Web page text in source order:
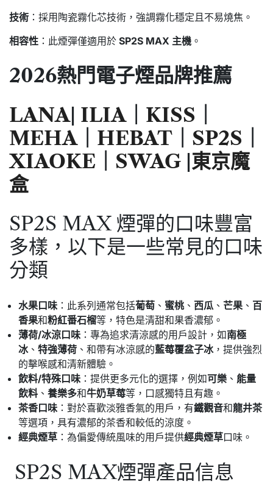
技術 ：採用陶瓷霧化芯技術，強調霧化穩定且不易燒焦。
相容性 ：此煙彈僅適用於 SP2S MAX 主機 。
2026熱門電子煙品牌推薦
LANA| ILIA｜ KISS
MEHA｜ HEBAT SP2S
XIAOKE
SWAG |東京魔
盒
SP2S MAX 煙彈的口味豐富
多樣，以下是一些常見的口味
分類
水果口味 ：此系列通常包括葡萄 、 蜜桃、 西瓜 、 芒果 、 百
香果和粉紅番石榴等，特色是清甜和果香濃郁。
薄荷/冰涼口味 ：專為追求清涼感的用戶設計，如南極
冰、 特強薄荷 、和帶有冰涼感的藍莓覆盆子冰，提供強烈
的擊喉感和清新體驗。
飲料/特殊口味 ：提供更多元化的選擇，例如可樂 、 能量
飲料 、 養樂多和牛奶草莓等，口感獨特且有趣。
茶香口味 ：對於喜歡淡雅香氣的用戶，有鐵觀音和龍井茶
等選項，具有濃郁的茶香和較低的涼度。
經典煙草 ：為偏愛傳統風味的用戶提供經典煙草口味。
SP2S MAX煙彈產品信息